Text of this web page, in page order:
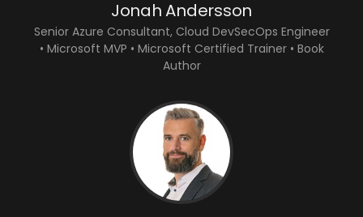
Jonah Andersson
Senior Azure Consultant, Cloud DevSecOps Engineer
• Microsoft MVP • Microsoft Certified Trainer • Book
Author